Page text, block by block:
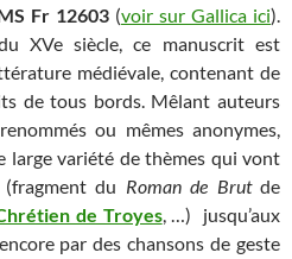
Fr 12603 (voir sur Gallica ici).
XVe siècle, ce manuscrit est
médiévale, contenant de
de tous bords. Mêlant auteurs
ou mêmes anonymes,
large variété de thèmes qui vont
du Roman de Brutde
de Troyes, …) jusqu’aux
par des chansons de geste